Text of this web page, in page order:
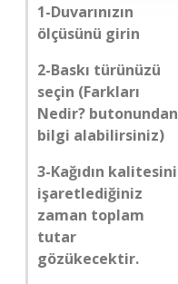
1-Duvarınızın
ölçüsünü girin
2-Baskı türünüzü
seçin (Farkları
Nedir? butonundan
bilgi alabilirsiniz)
3-Kağıdın kalitesini
işaretlediğiniz
zaman toplam
tutar
gözükecektir.